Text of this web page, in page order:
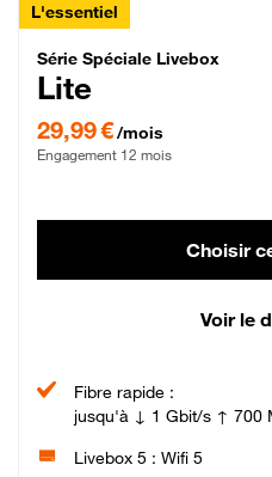
L'essentiel
Série Spéciale
Série Spéciale Livebox
Lite
29,99 €/mois
Engagement 12 mois
Choisir
Voir le
Fibre rapide :
jusqu'à ↓ 1 Gbit/s ↑ 700
Livebox 5 : Wifi 5